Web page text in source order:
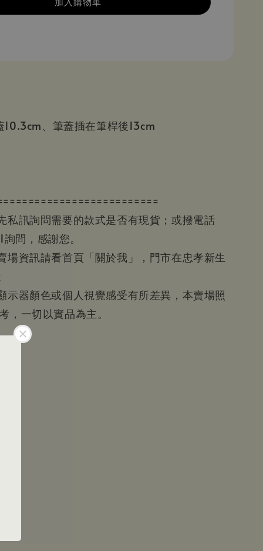
10.3cm、筆蓋插在筆桿後13cm
私訊詢問需要的款式是否有現貨；或撥電話
問，感謝您。
資訊請看首頁「關於我」，門市在忠孝新生
器顏色或個人視覺感受有所差異，本賣場照
，一切以實品為主。